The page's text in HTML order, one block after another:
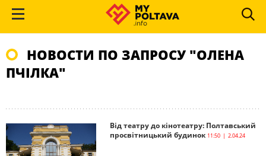
НОВОСТИ ПО ЗАПРОСУ "ОЛЕНА
ПЧІЛКА"
Від театру до кінотеатру: Полтавський
просвітницький будинок 11:50 | 2.04.24